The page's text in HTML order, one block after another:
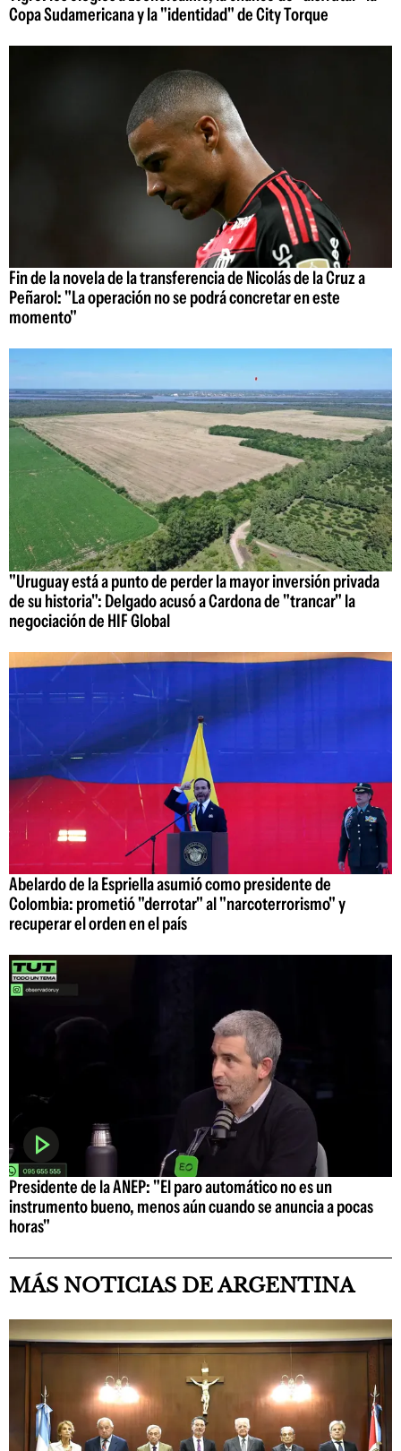
Copa Sudamericana y la "identidad" de City Torque
Fin de la novela de la transferencia de Nicolás de la Cruz a
Peñarol: "La operación no se podrá concretar en este
momento"
"Uruguay está a punto de perder la mayor inversión privada
de su historia": Delgado acusó a Cardona de "trancar" la
negociación de HIF Global
Abelardo de la Espriella asumió como presidente de
Colombia: prometió "derrotar" al "narcoterrorismo" y
recuperar el orden en el país
Presidente de la ANEP: "El paro automático no es un
instrumento bueno, menos aún cuando se anuncia a pocas
horas"
MÁS NOTICIAS DE ARGENTINA